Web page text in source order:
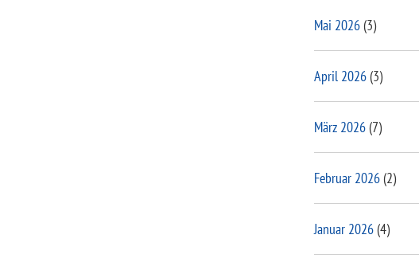
Mai 2026(3)
April 2026(3)
März 2026(7)
Februar 2026(2)
Januar 2026(4)